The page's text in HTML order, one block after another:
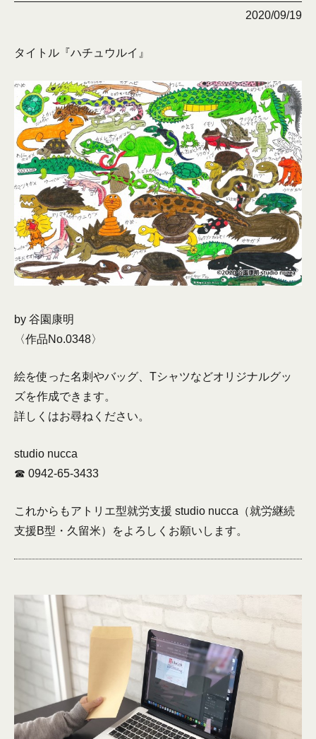
2020/09/19
タイトル『ハチュウルイ』
by 谷園康明
〈作品No.0348〉
絵を使った名刺やバッグ、Tシャツなどオリジナルグッ
ズを作成できます。
詳しくはお尋ねください。
studio nucca
☎︎ 0942-65-3433
これからもアトリエ型就労支援 studio nucca（就労継続
支援B型・久留米）をよろしくお願いします。